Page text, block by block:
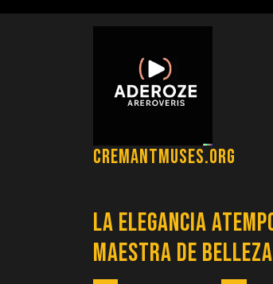
cremantmuses.org
La Elegancia
Maestra de